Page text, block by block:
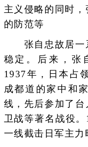
主义侵略的同时
的防范等
张自忠故居一
稳定。后来，张
1937年，日本占
成都道的家中和
线，先后参加了
卫战等著名战役
一线截击日军主力